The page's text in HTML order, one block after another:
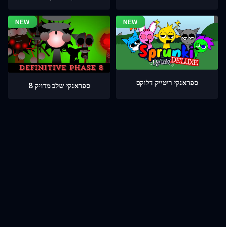
ספראנקי שלב מדויק 8 ספראנקי ריטייק דלוקס